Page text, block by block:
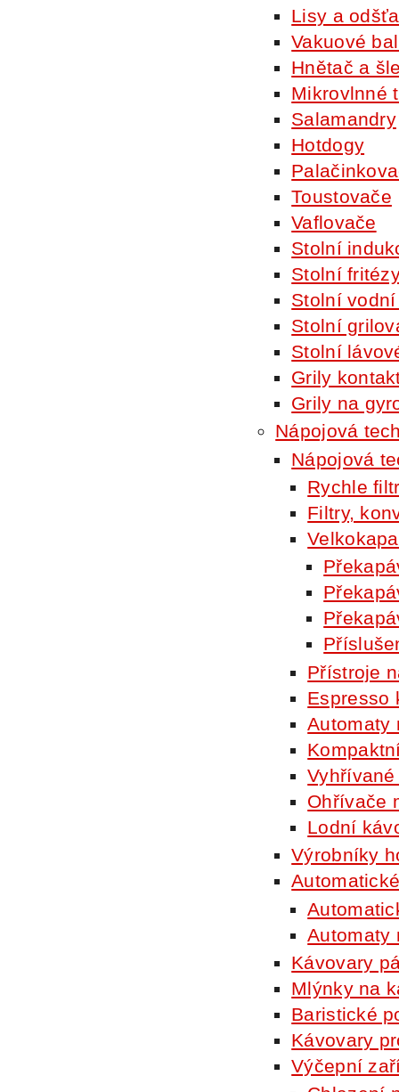
Lisy a
Vakuové
Hnětač a
Mikrovlnné
Salamandry
Hotdogy
Toustovače
Vaflovače
Stolní
Stolní
Stolní
Stolní
Stolní
Grily
Grily na
Nápojová
Nápojová
Rychle
Filtry,
Přístroje
Espresso
Automaty
Vyhřívané
Ohřívače
Lodní
Výrobníky
Automaty
Kávovary
Mlýnky na
Baristické
Kávovary
Výčepní